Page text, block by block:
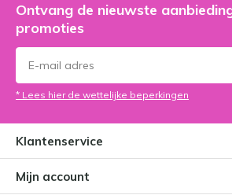
Ontvang de nieuwste
promoties
* Lees hier de wettelijke beperkingen
Klantenservice
Mijn account